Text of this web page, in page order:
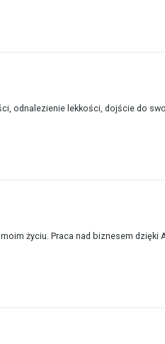
odnalezienie lekkości, dojście do
życiu. Praca nad biznesem dzięki